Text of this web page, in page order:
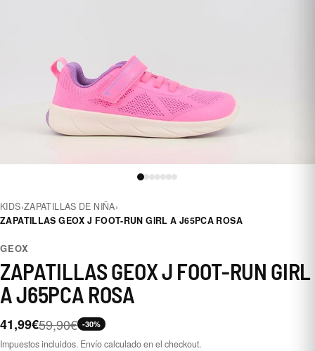
KIDS›ZAPATILLAS DE NIÑA›
ZAPATILLAS GEOX J FOOT-RUN GIRL A J65PCA ROSA
GEOX
ZAPATILLAS GEOX J FOOT-RUN GIRL
A J65PCA ROSA
41,99€59,90€ -30%
Impuestos incluidos. Envío calculado en el checkout.